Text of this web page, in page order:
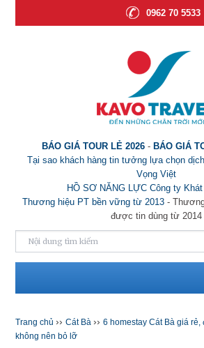
0962 70 5533
BÁO GIÁ TOUR LẺ 2026 - BÁO GIÁ
Tại sao khách hàng tin tưởng lựa chọn
Vọng Việt
HỒ SƠ NĂNG LỰC Công ty
Thương hiệu PT bền vững từ 2013-
được tin dùng từ 2014
Trang chủ ››Cát Bà ››6 homestay Cát Bà giá
không nên bỏ lỡ